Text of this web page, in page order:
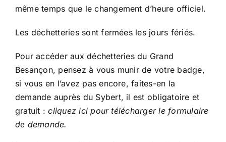
même temps que le changement d’heure officiel.
Les déchetteries sont fermées les jours fériés.
Pour accéder aux déchetteries du Grand
Besançon, pensez à vous munir de votre badge,
si vous en l’avez pas encore, faites-en la
demande auprès du Sybert, il est obligatoire et
gratuit :cliquez ici pour télécharger le formulaire
de demande.
Plan de la commune
Numéros d’urgences